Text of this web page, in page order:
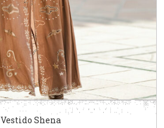
Vestido Shena